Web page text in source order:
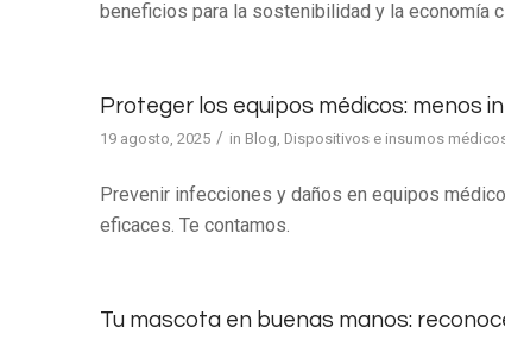
beneficios para la sostenibilidad y la economía
Proteger los equipos médicos: menos
19 agosto, 2025 / in Blog Dispositivos e insumos
Prevenir infecciones y daños en equipos
eficaces. Te contamos.
Tu mascota en buenas manos: